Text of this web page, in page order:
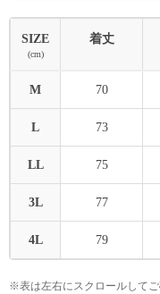
SIZE
(cm)
着丈
M 70
L 73
LL 75
3L 77
4L 79
※表は左右にスクロールしてご